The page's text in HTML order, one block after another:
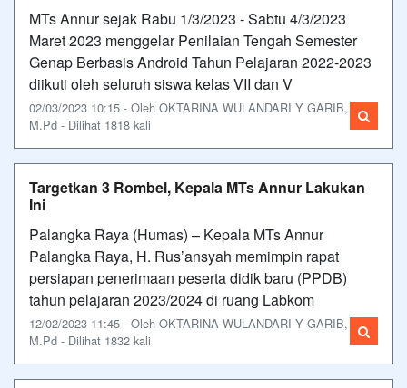
MTs Annur sejak Rabu 1/3/2023 - Sabtu 4/3/2023
Maret 2023 menggelar Penilaian Tengah Semester
Genap Berbasis Android Tahun Pelajaran 2022-2023
diikuti oleh seluruh siswa kelas VII dan V
02/03/2023 10:15 - Oleh OKTARINA WULANDARI Y GARIB,
M.Pd - Dilihat 1818 kali
Targetkan 3 Rombel, Kepala MTs Annur Lakukan
Ini
Palangka Raya (Humas) – Kepala MTs Annur
Palangka Raya, H. Rus’ansyah memimpin rapat
persiapan penerimaan peserta didik baru (PPDB)
tahun pelajaran 2023/2024 di ruang Labkom
12/02/2023 11:45 - Oleh OKTARINA WULANDARI Y GARIB,
M.Pd - Dilihat 1832 kali